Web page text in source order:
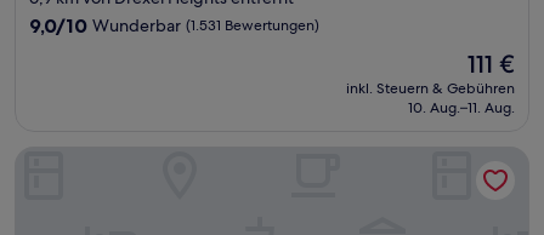
Unterkunft
9.0
9,0/10 Wunderbar (1.531 Bewertungen)
Der
Preis
beträgt
111 €
inkl. Steuern & Gebühren
10. Aug.–11. Aug.